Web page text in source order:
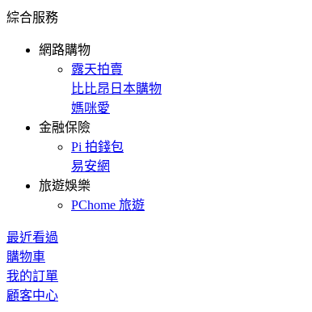
綜合服務
網路購物
露天拍賣
比比昂日本購物
媽咪愛
金融保險
Pi 拍錢包
易安網
旅遊娛樂
PChome 旅遊
最近看過
購物車
我的訂單
顧客中心